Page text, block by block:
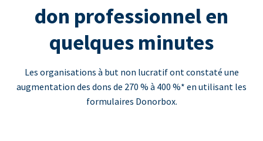
don professionnel en
quelques minutes
Les organisations à but non lucratif ont constaté une
augmentation des dons de 270 % à 400 %* en utilisant les
formulaires Donorbox.